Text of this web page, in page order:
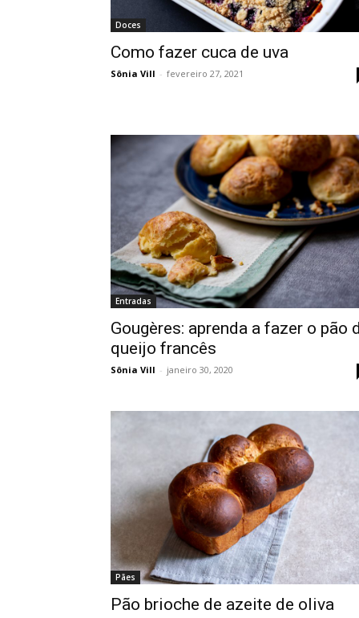
Doces
Como fazer cuca de uva
Sônia Vill - fevereiro 27, 2021
Entradas
Gougères: aprenda a fazer o pão
queijo francês
Sônia Vill - janeiro 30, 2020
Pães
Pão brioche de azeite de oliva